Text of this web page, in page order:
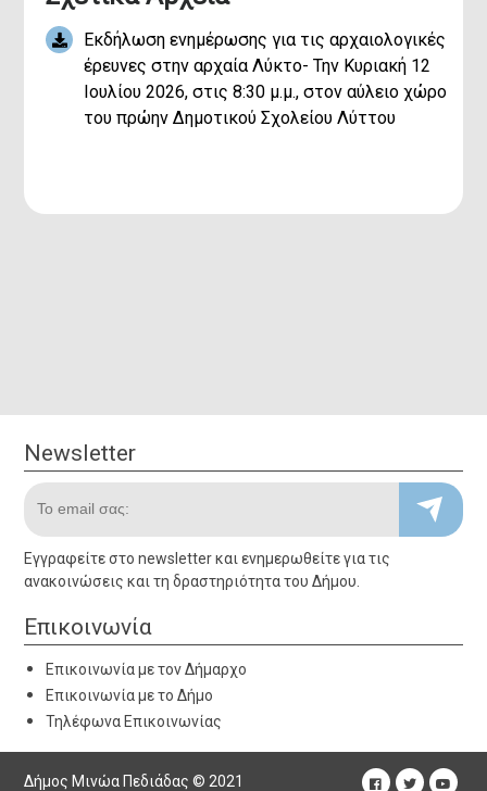
Εκδήλωση ενημέρωσης για τις αρχαιολογικές
έρευνες στην αρχαία Λύκτο- Την Κυριακή 12
Ιουλίου 2026, στις 8:30 μ.μ., στον αύλειο χώρο
του πρώην Δημοτικού Σχολείου Λύττου
NewsletterNewsletter
Εγγραφείτε στο newsletter και ενημερωθείτε για τις
ανακοινώσεις και τη δραστηριότητα του Δήμου.
Το email σας:
• Επικοινωνία με το Δήμαρχο
• Επικοινωνία με το Δήμο
• Τηλέφωνα Υπηρεσιών
Επικοινωνία
Εγγραφείτε στο newsletter και ενημερωθείτε για τις
ανακοινώσεις και τη δραστηριότητα του Δήμου.
Επικοινωνία
Επικοινωνία με τον Δήμαρχο
Επικοινωνία με το Δήμο
Τηλέφωνα Επικοινωνίας
Δήμος Μινώα Πεδιάδας © 2021